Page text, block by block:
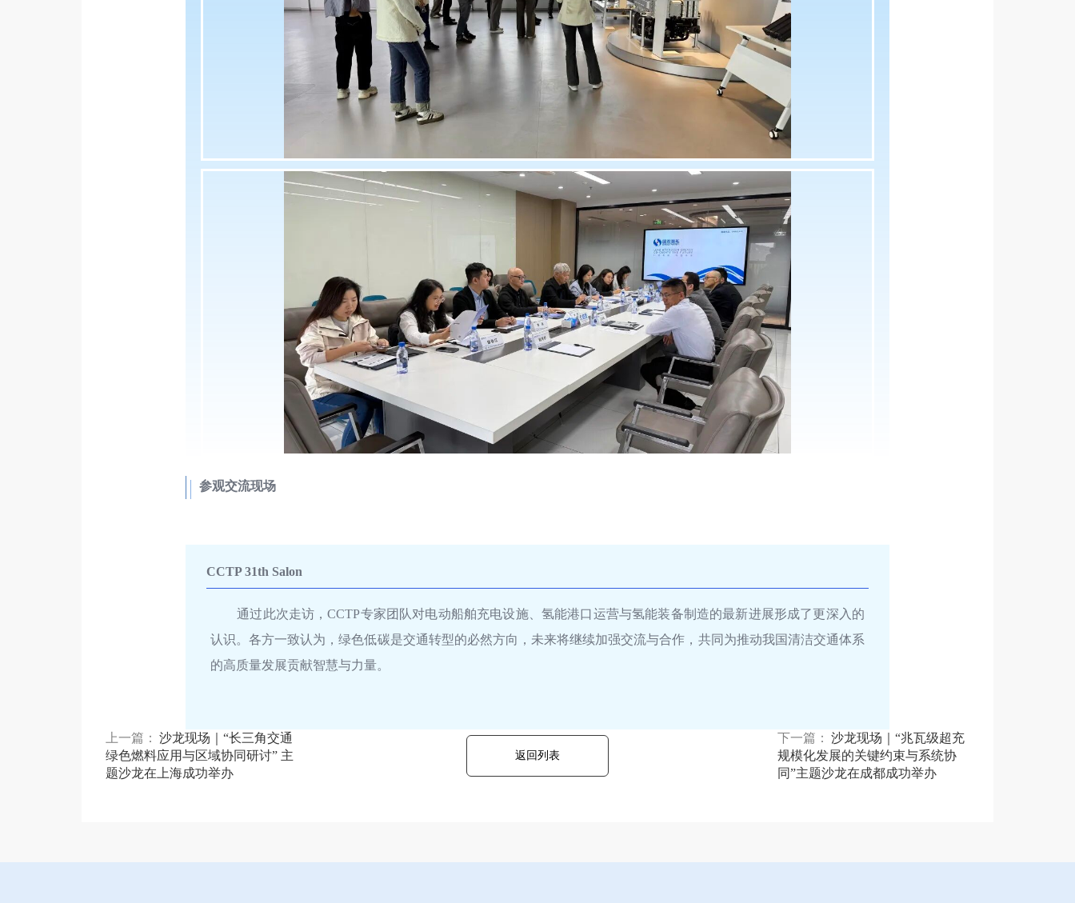
参观交流现场
CCTP 31th Salon
通过此次走访，CCTP专家团队对电动船舶充电设施、氢能港口运营与氢能装备制造的最新进展形成了更深入的
认识。各方一致认为，绿色低碳是交通转型的必然方向，未来将继续加强交流与合作，共同为推动我国清洁交通体系
的高质量发展贡献智慧与力量。
上一篇： 沙龙现场｜“长三角交通
绿色燃料应用与区域协同研讨” 主
题沙龙在上海成功举办
返回列表
下一篇： 沙龙现场｜“兆瓦级超充
规模化发展的关键约束与系统协
同”主题沙龙在成都成功举办